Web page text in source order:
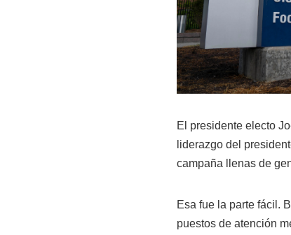
El presidente electo
liderazgo del
campaña llenas de
Esa fue la parte fácil.
puestos de atención